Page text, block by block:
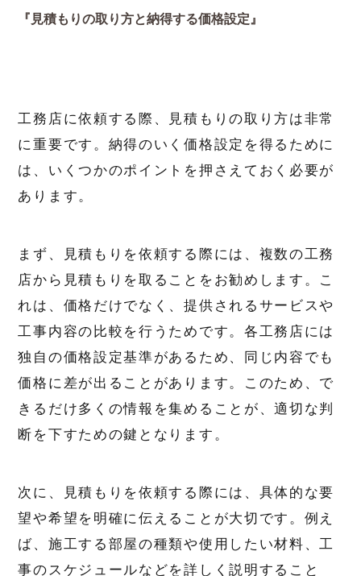
『見積もりの取り方と納得する価格設定』
工務店に依頼する際、見積もりの取り方は非常
に重要です。納得のいく価格設定を得るために
は、いくつかのポイントを押さえておく必要が
あります。
まず、見積もりを依頼する際には、複数の工務
店から見積もりを取ることをお勧めします。こ
れは、価格だけでなく、提供されるサービスや
工事内容の比較を行うためです。各工務店には
独自の価格設定基準があるため、同じ内容でも
価格に差が出ることがあります。このため、で
きるだけ多くの情報を集めることが、適切な判
断を下すための鍵となります。
次に、見積もりを依頼する際には、具体的な要
望や希望を明確に伝えることが大切です。例え
ば、施工する部屋の種類や使用したい材料、工
事のスケジュールなどを詳しく説明すること